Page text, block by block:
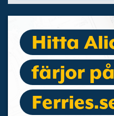
Hitta
färjor på